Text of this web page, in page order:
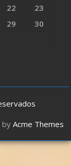
22
23
29
30
by Acme Themes